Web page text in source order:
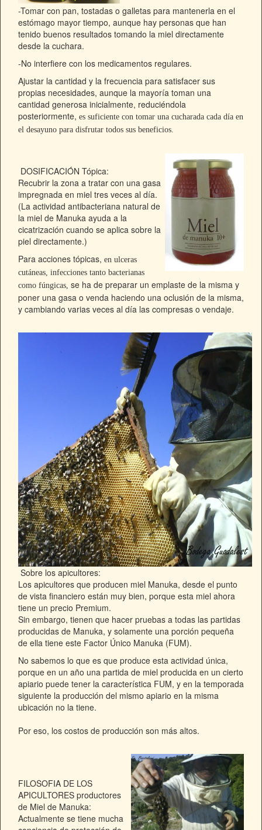
-Tomar con pan, tostadas o galletas para mantenerla en el
estómago mayor tiempo, aunque hay personas que han
tenido buenos resultados tomando la miel directamente
desde la cuchara.
-No interfiere con los medicamentos regulares.
Ajustar la cantidad y la frecuencia para satisfacer sus
propias necesidades, aunque la mayoría toman una
cantidad generosa inicialmente, reduciéndola
posteriormente, es suficiente con tomar una cucharada cada día en
el desayuno para disfrutar todos sus beneficios.
DOSIFICACIÓN Tópica:
Recubrir la zona a tratar con una gasa
impregnada en miel tres veces al día.
(La actividad antibacteriana natural de
la miel de Manuka ayuda a la
cicatrización cuando se aplica sobre la
piel directamente.)
Para acciones tópicas, en ulceras
cutáneas, infecciones tanto bacterianas
como fúngicas, se ha de preparar un emplaste de la misma y
poner una gasa o venda haciendo una oclusión de la misma,
y cambiando varias veces al día las compresas o vendaje.
Sobre los apicultores:
Los apicultores que producen miel Manuka, desde el punto
de vista financiero están muy bien, porque esta miel ahora
tiene un precio Premium.
Sin embargo, tienen que hacer pruebas a todas las partidas
producidas de Manuka, y solamente una porción pequeña
de ella tiene este Factor Único Manuka (FUM).
No sabemos lo que es que produce esta actividad única,
porque en un año una partida de miel producida en un cierto
apiario puede tener la característica FUM, y en la temporada
siguiente la producción del mismo apiario en la misma
ubicación no la tiene.
Por eso, los costos de producción son más altos.
FILOSOFIA DE LOS
APICULTORES productores
de Miel de Manuka:
Actualmente se tiene mucha